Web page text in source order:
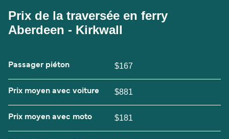
Prix de la traversée en ferry
Aberdeen - Kirkwall
Passager piéton $167
Prix moyen avec voiture $881
Prix moyen avec moto $181